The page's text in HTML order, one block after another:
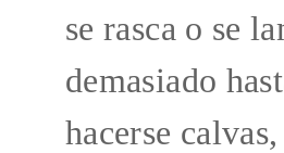
se rasca o se
demasiado
hacerse